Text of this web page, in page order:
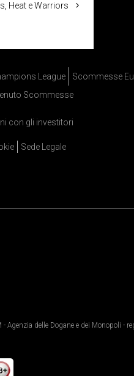
Heat e Warriors
League Scommesse
Scommesse
con gli investitori
Sede Legale
- Agenzia delle Dogane e dei Monopoli -